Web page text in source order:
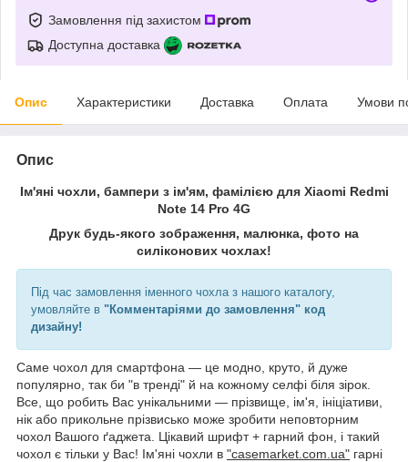
Замовлення під захистом
Доступна доставка
Опис Характеристики Доставка Оплата Умови
Опис
Ім'яні чохли, бампери з ім'ям, фамілією для Xiaomi Redmi
Note 14 Pro 4G
Друк будь-якого зображення, малюнка, фото на
силіконових чохлах!
Під час замовлення іменного чохла з нашого каталогу,
умовляйте в "Комментаріями до замовлення" код
дизайну!
Саме чохол для смартфона — це модно, круто, й дуже
популярно, так би "в тренді" й на кожному селфі біля зірок.
Все, що робить Вас унікальними — прізвище, ім'я, ініціативи,
нік або прикольне прізвисько може зробити неповторним
чохол Вашого ґаджета. Цікавий шрифт + гарний фон, і такий
чохол є тільки у Вас! Ім'яні чохли в "casemarket.com.ua" гарні